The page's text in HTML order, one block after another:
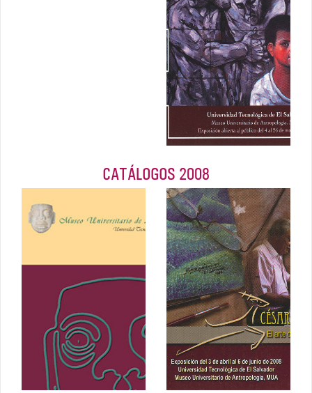
el silencio.
Isaías Mata
2010
CATÁLOGOS 2008
Septiembre
César
Sermeño. El
arte del
sentimiento y
de la paz
2008